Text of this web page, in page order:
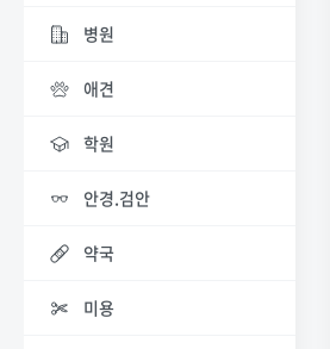
병원
애견
학원
안경.검안
약국
미용